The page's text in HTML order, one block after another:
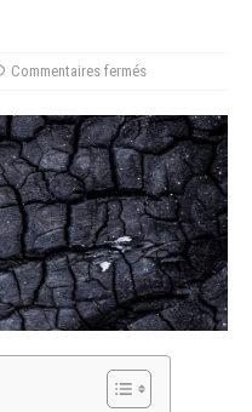
Commentaires fermés